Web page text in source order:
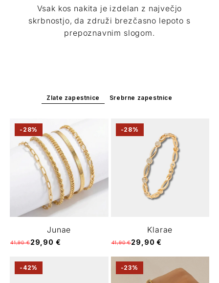
Vsak kos nakita je izdelan z največjo
skrbnostjo, da združi brezčasno lepoto s
prepoznavnim slogom.
Zlate zapestnice Srebrne zapestnice
-28%
Junae
41,90 €29,90 €
-28%
Klarae
41,90 €29,90 €
-42% -23%